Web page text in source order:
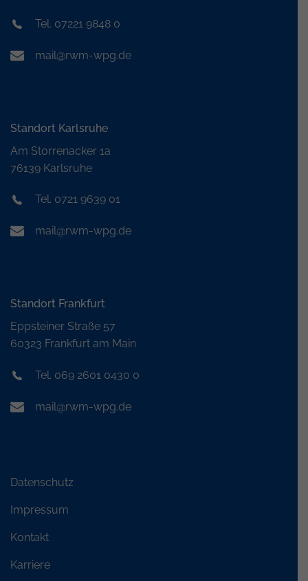
Tel. 07221 9848 0
mail@rwm-wpg.de
Standort Karlsruhe
Am Storrenacker 1a
76139 Karlsruhe
Tel. 0721 9639 01
mail@rwm-wpg.de
Standort Frankfurt
Eppsteiner Straße 57
60323 Frankfurt am Main
Tel. 069 2601 0430 0
mail@rwm-wpg.de
Datenschutz
Impressum
Kontakt
Karriere